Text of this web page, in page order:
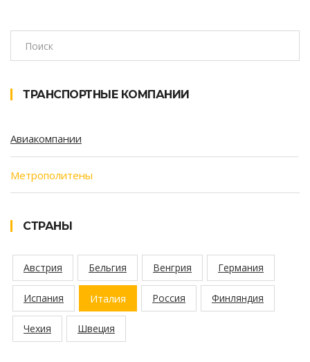
ТРАНСПОРТНЫЕ КОМПАНИИ
Авиакомпании
Метрополитены
СТРАНЫ
Австрия Бельгия Венгрия Германия
Испания Италия Россия Финляндия
Чехия Швеция